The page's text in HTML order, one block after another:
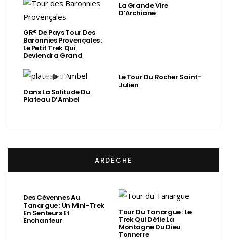
GR® De Pays Tour Des
Baronnies Provençales :
Le Petit Trek Qui
Deviendra Grand
La Grande Vire
D’Archiane
Dans La Solitude Du
Plateau D’Ambel
Le Tour Du Rocher Saint-
Julien
ARDÈCHE
Des Cévennes Au
Tanargue : Un Mini-Trek
En Senteurs Et
Enchanteur
Tour Du Tanargue : Le
Trek Qui Défie La
Montagne Du Dieu
Tonnerre